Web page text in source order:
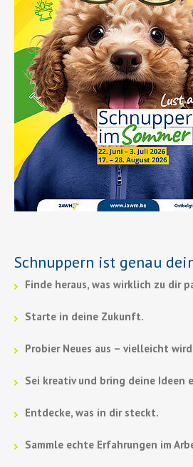
Schnuppern ist genau
Finde heraus, was wirklich zu dir
Starte in deine Zukunft.
Probier Neues aus – vielleicht
Sei kreativ und bring deine Ideen
Entdecke, was in dir steckt.
Sammle echte Erfahrungen im